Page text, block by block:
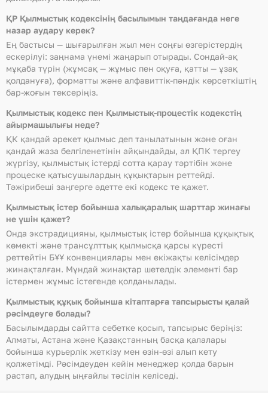
ҚР Қылмыстық кодексінің басылымын таңдағанда неге
назар аудару керек?
Ең бастысы — шығарылған жыл мен соңғы өзгерістердің
ескерілуі: заңнама үнемі жаңарып отырады. Сондай-ақ
мұқаба түрін (жұмсақ — жұмыс пен оқуға, қатты — ұзақ
қолдануға), форматты және алфавиттік-пәндік көрсеткіштің
бар-жоғын тексеріңіз.
Қылмыстық кодекс пен Қылмыстық-процестік кодекстің
айырмашылығы неде?
ҚК қандай әрекет қылмыс деп танылатынын және оған
қандай жаза белгіленетінін айқындайды, ал ҚПК тергеу
жүргізу, қылмыстық істерді сотта қарау тәртібін және
процеске қатысушылардың құқықтарын реттейді.
Тәжірибеші заңгерге әдетте екі кодекс те қажет.
Қылмыстық істер бойынша халықаралық шарттар жинағы
не үшін қажет?
Онда экстрадицияны, қылмыстық істер бойынша құқықтық
көмекті және трансұлттық қылмысқа қарсы күресті
реттейтін БҰҰ конвенциялары мен екіжақты келісімдер
жинақталған. Мұндай жинақтар шетелдік элементі бар
істермен жұмыс істегенде қолданылады.
Қылмыстық құқық бойынша кітаптарға тапсырысты қалай
рәсімдеуге болады?
Басылымдарды сайтта себетке қосып, тапсырыс беріңіз:
Алматы, Астана және Қазақстанның басқа қалалары
бойынша курьерлік жеткізу мен өзін-өзі алып кету
қолжетімді. Рәсімдеуден кейін менеджер қолда барын
растап, алудың ыңғайлы тәсілін келіседі.